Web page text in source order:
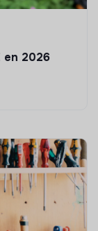
en 2026